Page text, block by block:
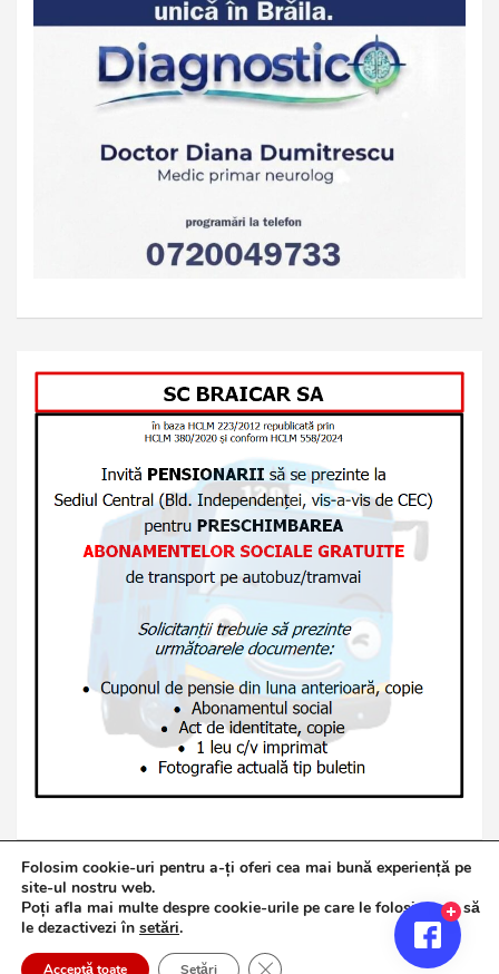
Copyright © 2026Jurnalul de Brăila
Politică de confidențialitate
Theme Horse
Proudly Powered by:WordPress
Folosim cookie-uri pentru a-ți oferi cea mai bună experiență pe
site-ul nostru web.
Poți afla mai multe despre cookie-urile pe care le folosim sau să
le dezactivezi în setări.
Acceptă toate Setări Close GDPR Cookie Banner